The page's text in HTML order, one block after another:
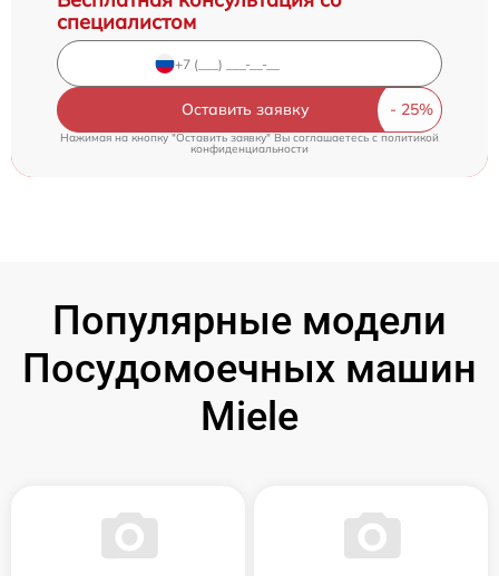
специалистом
Оставить заявку
Нажимая на кнопку "Оставить заявку" Вы соглашаетесь cполитикой
конфиденциальности
Популярные модели
Посудомоечных машин
Miele